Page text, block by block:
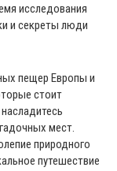
исследования
и секреты люди
пещер Европы и
стоит
мест.
природного
путешествие